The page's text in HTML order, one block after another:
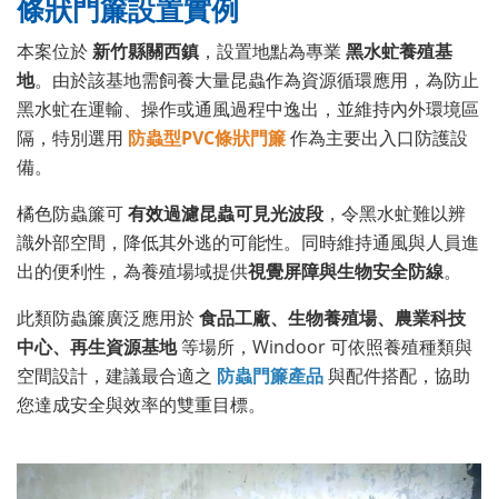
條狀門簾設置實例
本案位於新竹縣關西鎮 ，設置地點為專業 黑水虻養殖基
地。由於該基地需飼養大量昆蟲作為資源循環應用，為防止
黑水虻在運輸、操作或通風過程中逸出，並維持內外環境區
隔，特別選用 防蟲型PVC條狀門簾作為主要出入口防護設
備。
橘色防蟲簾可有效過濾昆蟲可見光波段 ，令黑水虻難以辨
識外部空間，降低其外逃的可能性。同時維持通風與人員進
出的便利性，為養殖場域提供視覺屏障與生物安全防線。
此類防蟲簾廣泛應用於食品工廠、生物養殖場、農業科技
中心、再生資源基地等場所，Windoor 可依照養殖種類與
空間設計，建議最合適之 防蟲門簾產品與配件搭配，協助
您達成安全與效率的雙重目標。